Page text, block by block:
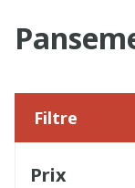
Filtre
Prix